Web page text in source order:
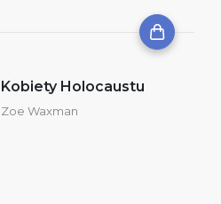
Kobiety Holocaustu
Zoe Waxman